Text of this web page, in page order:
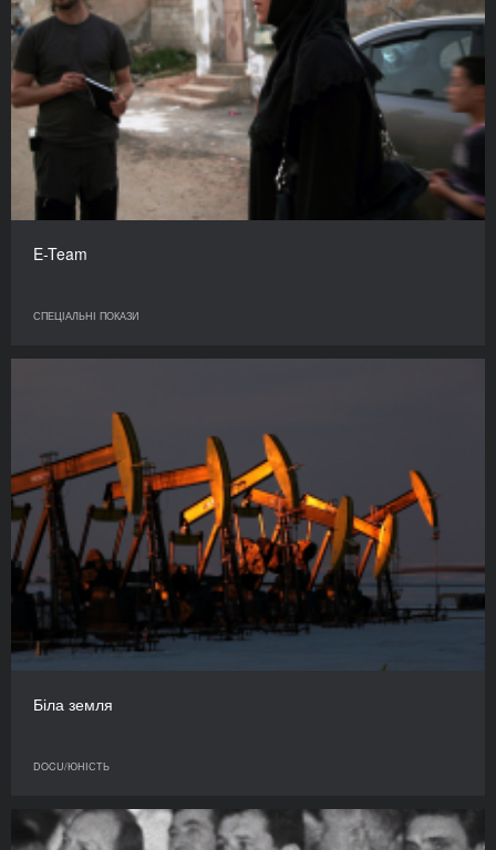
E-Team
СПЕЦІАЛЬНІ ПОКАЗИ
Біла земля
DOCU/ЮНІСТЬ